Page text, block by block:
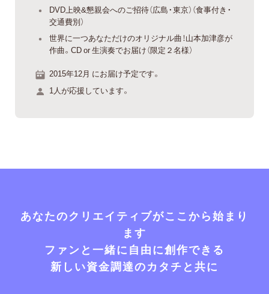
DVD上映&懇親会へのご招待（広島・東京）（食事付き・
交通費別）
世界に一つあなただけのオリジナル曲！山本加津彦が
作曲。CD or 生演奏でお届け（限定２名様）
2015年12月 にお届け予定です。
1人が応援しています。
あなたのクリエイティブがここから始まり
ます
ファンと一緒に自由に創作できる
新しい資金調達のカタチと共に